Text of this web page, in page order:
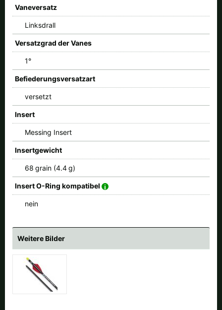
Vaneversatz
Linksdrall
Versatzgrad der Vanes
1°
Befiederungsversatzart
versetzt
Insert
Messing Insert
Insertgewicht
68 grain (4.4 g)
Insert O-Ring kompatibel
nein
Weitere Bilder